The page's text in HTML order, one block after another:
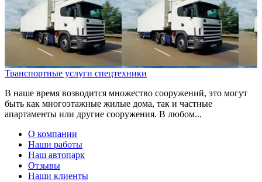
Транспортные услуги спецтехники
В наше время возводится множество сооружений, это могут
быть как многоэтажные жилые дома, так и частные
апартаменты или другие сооружения. В любом...
О компании
Наши работы
Наш автопарк
Отзывы
Наши клиенты